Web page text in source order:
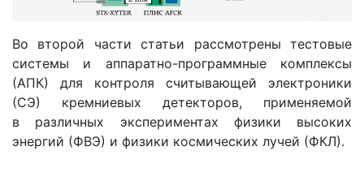
Во второй части статьи рассмотрены тестовые
системы и аппаратно-программные комплексы
(АПК) для контроля считывающей электроники
(СЭ) кремниевых детекторов, применяемой
в различных экспериментах физики высоких
энергий (ФВЭ) и физики космических лучей (ФКЛ).